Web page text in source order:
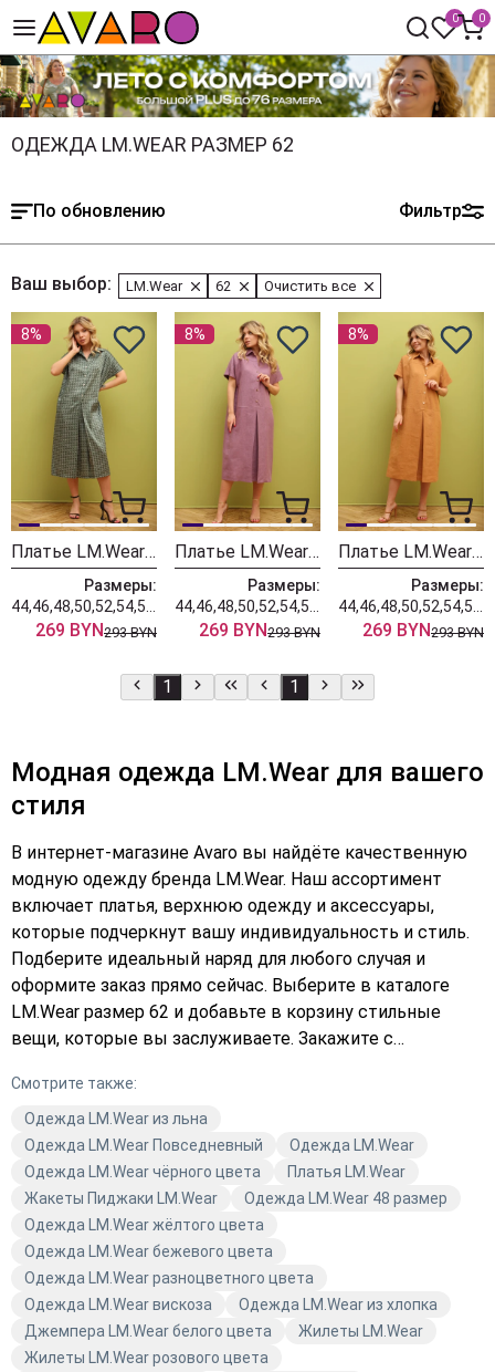
0 0
ОДЕЖДА LM.WEAR РАЗМЕР 62
По обновлению Фильтр
Ваш выбор: LM.Wear 62 Очистить все
8%
Платье LM.Wear ВИ 3096 Мультиколор,зеленый
Размеры:
269 BYN293 BYN
8%
Платье LM.Wear ВИ 3094 сиреневый
Размеры:
269 BYN293 BYN
8%
Платье LM.Wear ВИ 3095 терракот
Размеры:
269 BYN293 BYN
1 1
Модная одежда LM.Wear для вашего
стиля
В интернет-магазине Avaro вы найдёте качественную
модную одежду бренда LM.Wear. Наш ассортимент
включает платья, верхнюю одежду и аксессуары,
которые подчеркнут вашу индивидуальность и стиль.
Подберите идеальный наряд для любого случая и
оформите заказ прямо сейчас. Выберите в каталоге
LM.Wear размер 62 и добавьте в корзину стильные
вещи, которые вы заслуживаете. Закажите с
одежды от Avaro.
Смотрите также:
Одежда LM.Wear из льна
Одежда LM.Wear Повседневный
Одежда LM.Wear
Одежда LM.Wear чёрного цвета
Платья LM.Wear
Жакеты Пиджаки LM.Wear
Одежда LM.Wear 48 размер
Одежда LM.Wear жёлтого цвета
Одежда LM.Wear бежевого цвета
Одежда LM.Wear разноцветного цвета
Одежда LM.Wear вискоза
Одежда LM.Wear из хлопка
Джемпера LM.Wear белого цвета
Жилеты LM.Wear
Жилеты LM.Wear розового цвета